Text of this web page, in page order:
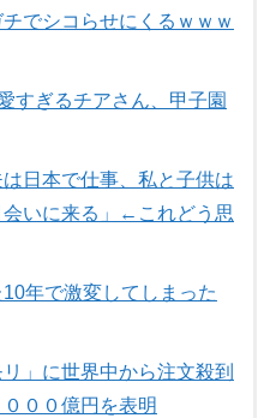
でシコらせにくるｗｗｗ
すぎるチアさん、甲子園
は日本で仕事、私と子供は
いに来る」←これどう思
年で激変してしまった
」に世界中から注文殺到
００億円を表明